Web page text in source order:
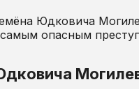
Юдковича
опасным